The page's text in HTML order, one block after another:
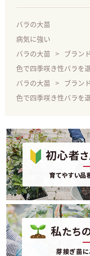
バラの大苗
病気に強い
バラの大苗
ブランド
色で四季咲き性バラを
バラの大苗
ブランド
色で四季咲き性バラを